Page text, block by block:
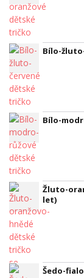
Bílo-
Bílo-
Žluto-
let)
Šedo-